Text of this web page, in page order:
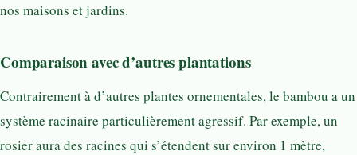
nos maisons et jardins.
Comparaison avec d’autres plantations
Contrairement à d’autres plantes ornementales, le bambou a un
système racinaire particulièrement agressif. Par exemple, un
rosier aura des racines qui s’étendent sur environ 1 mètre,